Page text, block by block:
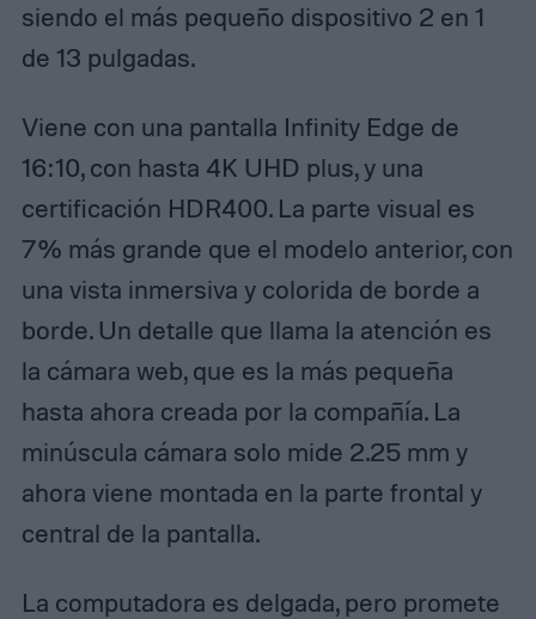
siendo el más pequeño dispositivo 2 en 1
de 13 pulgadas.
Viene con una pantalla Infinity Edge de
16:10, con hasta 4K UHD plus, y una
certificación HDR400. La parte visual es
7% más grande que el modelo anterior, con
una vista inmersiva y colorida de borde a
borde. Un detalle que llama la atención es
la cámara web, que es la más pequeña
hasta ahora creada por la compañía. La
minúscula cámara solo mide 2.25 mm y
ahora viene montada en la parte frontal y
central de la pantalla.
La computadora es delgada, pero promete